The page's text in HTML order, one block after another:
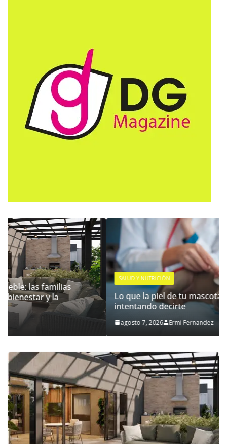
SALUD Y NUTRICIÓN
Lo que la piel de tu mascota puede estar
intentando decirte
agosto 7, 2026 Ermi Fernandez